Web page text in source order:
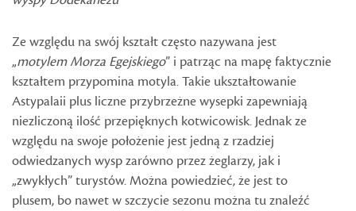
Ze względu na swój kształt często nazywana jest
„motylem Morza Egejskiego” i patrząc na mapę faktycznie
kształtem przypomina motyla. Takie ukształtowanie
Astypalaii plus liczne przybrzeżne wysepki zapewniają
niezliczoną ilość przepięknych kotwicowisk. Jednak ze
względu na swoje położenie jest jedną z rzadziej
odwiedzanych wysp zarówno przez żeglarzy, jak i
„zwykłych” turystów. Można powiedzieć, że jest to
plusem, bo nawet w szczycie sezonu można tu znaleźć